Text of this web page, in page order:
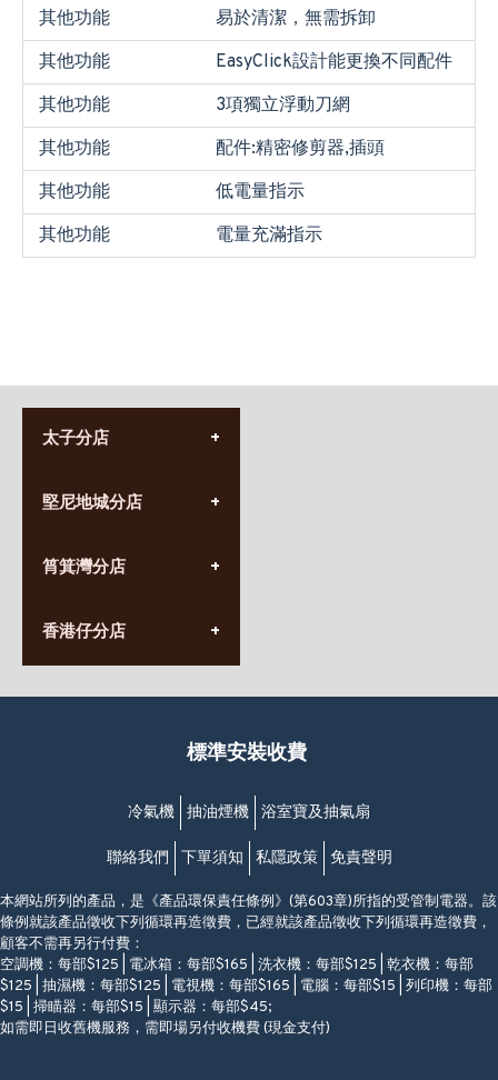
其他功能
易於清潔，無需拆卸
其他功能
EasyClick設計能更換不同配件
其他功能
3項獨立浮動刀網
其他功能
配件:精密修剪器,插頭
其他功能
低電量指示
其他功能
電量充滿指示
太子分店
營業時間:
九龍太子太子道西141號
堅尼地城分店
營業時間:
香港堅尼地城卑路乍街
(堅尼地城地鐵站B出口)
筲箕灣分店
營業時間:
(10:00am-20:30pm)
香港仔分店
營業時間:
香港香港仔成都道20-28號
(黃竹坑地鐵站轉4M專線小巴)
標準安裝收費
冷氣機 抽油煙機 浴室寶及抽氣扇
聯絡我們 下單須知 私隱政策 免責聲明
本網站所列的產品，是《產品環保責任條例》(第603章)所指的受管制電器。該
條例就該產品徵收下列循環再造徵費，已經就該產品徵收下列循環再造徵費，
顧客不需再另行付費：
空調機：每部$125 | 電冰箱：每部$165 | 洗衣機：每部$125 | 乾衣機：每部
$125 | 抽濕機：每部$125 | 電視機：每部$165 | 電腦：每部$15 | 列印機：每部
$15 | 掃瞄器：每部$15 | 顯示器：每部$45;
如需即日收舊機服務，需即場另付收機費 (現金支付)